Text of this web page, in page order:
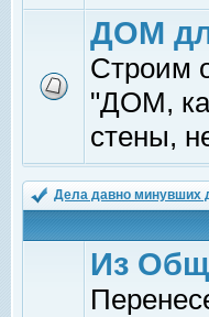
ДОМ
Строим
"ДОМ,
стены,
Дела давно минувших
Из